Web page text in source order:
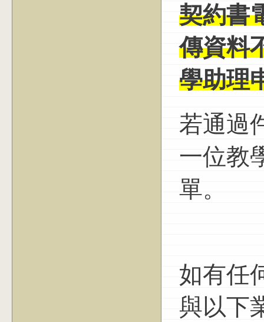
契約書
傳資料
學助理
若通過
一位教
單。
如有任
與以下